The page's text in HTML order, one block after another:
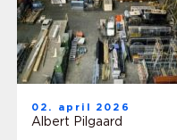
02. april 2026
Albert Pilgaard